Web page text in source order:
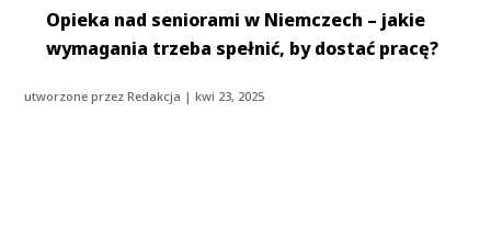
Opieka nad seniorami w Niemczech – jakie
wymagania trzeba spełnić, by dostać pracę?
utworzone przezRedakcja |kwi 23, 2025